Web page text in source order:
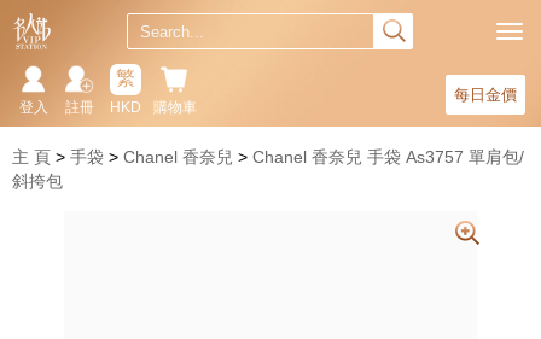
每日金價
購物車
繁
HKD
註冊
登入
主 頁 手袋 Chanel 香奈兒
Chanel 香奈兒 手袋 As3757 單肩包/
斜挎包